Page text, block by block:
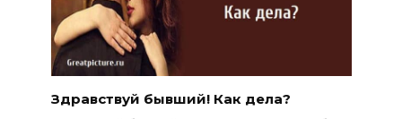
Здравствуй бывший! Как дела?